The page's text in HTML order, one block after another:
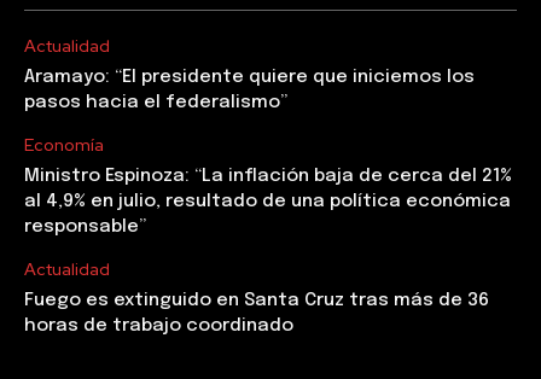
Actualidad
Aramayo: “El presidente quiere que iniciemos los
pasos hacia el federalismo”
Economía
Ministro Espinoza: “La inflación baja de cerca del 21%
al 4,9% en julio, resultado de una política económica
responsable”
Actualidad
Fuego es extinguido en Santa Cruz tras más de 36
horas de trabajo coordinado